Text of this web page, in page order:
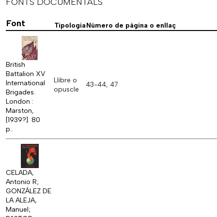
Font
TipologiaNúmero de pàgina o enllaç
British
Battalion XV
International
Brigades.
London :
Marston,
[1939?]. 80
p..
Llibre o
opuscle
43-44, 47
CELADA,
Antonio R;
GONZÁLEZ DE
LA ALEJA,
Manuel;